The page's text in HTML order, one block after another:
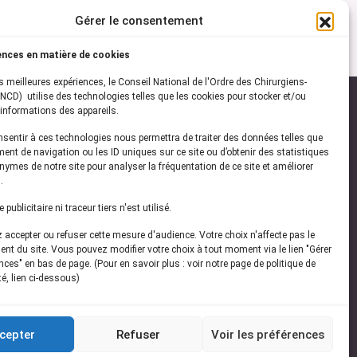
Gérer le consentement
en matière de cookies
meilleures expériences, le Conseil National de l'Ordre des Chirurgiens-
utilise des technologies telles que les cookies pour stocker et/ou
des appareils.
à ces technologies nous permettra de traiter des données telles que
de navigation ou les ID uniques sur ce site ou d’obtenir des statistiques
de notre site pour analyser la fréquentation de ce site et améliorer
publicitaire ni traceur tiers n'est utilisé.
accepter ou refuser cette mesure d'audience. Votre choix n'affecte pas le
du site. Vous pouvez modifier votre choix à tout moment via le lien "Gérer
en bas de page. (Pour en savoir plus : voir notre page de politique de
lien ci-dessous)
Refuser Voir les préférences
vous à notrenewsletter
les dernières actualités de l'ONCD